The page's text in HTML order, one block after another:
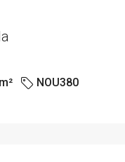
m² NOU380